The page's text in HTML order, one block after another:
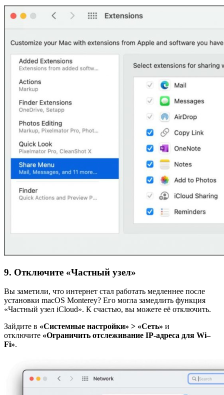
9. Отключите «Частный узел»
Вы заметили, что интернет стал работать медленнее после
установки macOS Monterey? Его могла замедлить функция
«Частный узел iCloud». К счастью, вы можете её отключить.
Зайдите в «Системные настройки» > «Сеть» и
отключите «Ограничить отслеживание IP-адреса для Wi–
Fi».